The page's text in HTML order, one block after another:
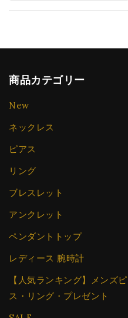
商品カテゴリー
New
ネックレス
ピアス
リング
ブレスレット
アンクレット
ペンダントトップ
レディース 腕時計
【人気ランキング】メンズ
ス・リング・プレゼント